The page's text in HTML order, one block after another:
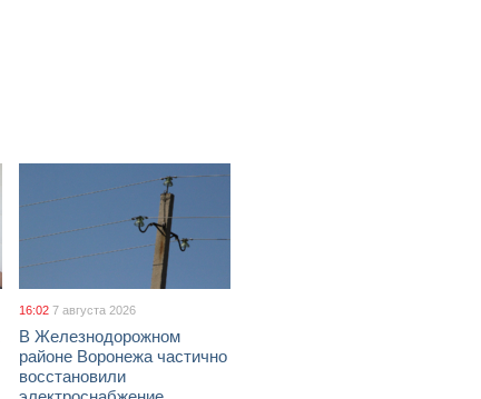
16:02 7 августа 2026
В Железнодорожном
районе Воронежа частично
восстановили